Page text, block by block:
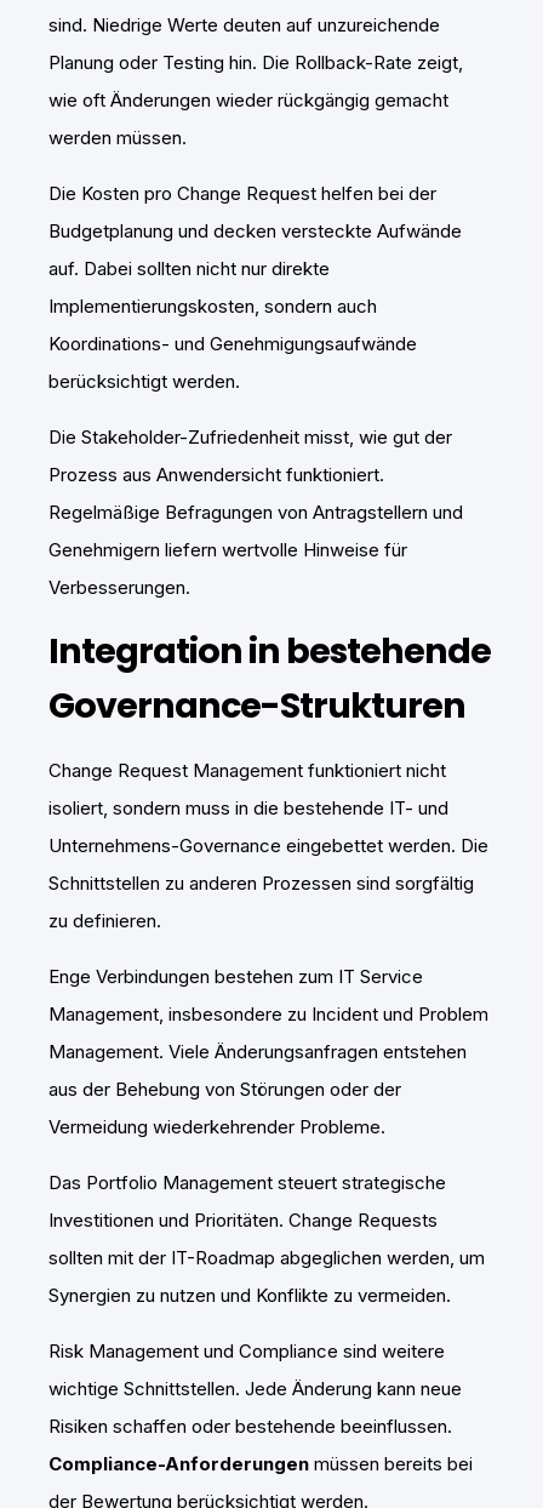
sind. Niedrige Werte deuten auf unzureichende
Planung oder Testing hin. Die Rollback-Rate zeigt,
wie oft Änderungen wieder rückgängig gemacht
werden müssen.
Die Kosten pro Change Request helfen bei der
Budgetplanung und decken versteckte Aufwände
auf. Dabei sollten nicht nur direkte
Implementierungskosten, sondern auch
Koordinations- und Genehmigungsaufwände
berücksichtigt werden.
Die Stakeholder-Zufriedenheit misst, wie gut der
Prozess aus Anwendersicht funktioniert.
Regelmäßige Befragungen von Antragstellern und
Genehmigern liefern wertvolle Hinweise für
Verbesserungen.
Integration in bestehende
Governance-Strukturen
Change Request Management funktioniert nicht
isoliert, sondern muss in die bestehende IT- und
Unternehmens-Governance eingebettet werden. Die
Schnittstellen zu anderen Prozessen sind sorgfältig
zu definieren.
Enge Verbindungen bestehen zum IT Service
Management, insbesondere zu Incident und Problem
Management. Viele Änderungsanfragen entstehen
aus der Behebung von Störungen oder der
Vermeidung wiederkehrender Probleme.
Das Portfolio Management steuert strategische
Investitionen und Prioritäten. Change Requests
sollten mit der IT-Roadmap abgeglichen werden, um
Synergien zu nutzen und Konflikte zu vermeiden.
Risk Management und Compliance sind weitere
wichtige Schnittstellen. Jede Änderung kann neue
Risiken schaffen oder bestehende beeinflussen.
Compliance-Anforderungen müssen bereits bei
der Bewertung berücksichtigt werden.